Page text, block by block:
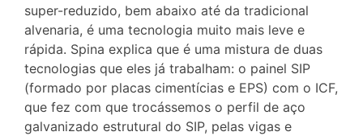
super-reduzido, bem abaixo até da tradicional
alvenaria, é uma tecnologia muito mais leve e
rápida. Spina explica que é uma mistura de duas
tecnologias que eles já trabalham: o painel SIP
(formado por placas cimentícias e EPS) com o ICF,
que fez com que trocássemos o perfil de aço
galvanizado estrutural do SIP, pelas vigas e